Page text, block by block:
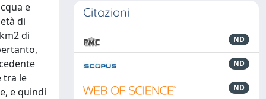
e
di
di
tra le
e quindi
Citazioni
ND
ND
ND